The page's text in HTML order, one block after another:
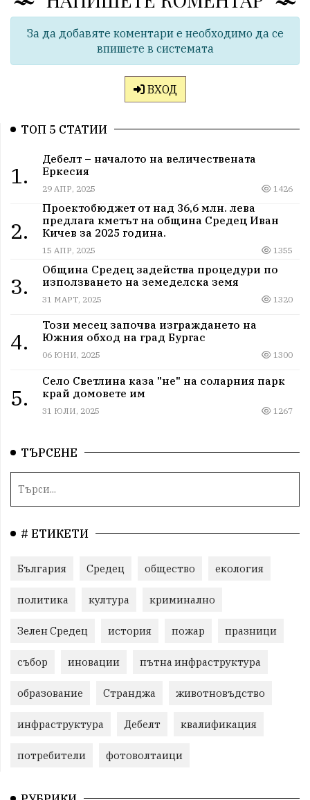
За да добавяте коментари е необходимо да се
впишете в системата
ВХОД
ТОП 5 СТАТИИ
1.
Дебелт – началото на величествената
Еркесия
29 АПР, 2025 1426
2.
Проектобюджет от над 36,6 млн. лева
предлага кметът на община Средец Иван
Кичев за 2025 година.
15 АПР, 2025 1355
3.
Община Средец задейства процедури по
използването на земеделска земя
31 МАРТ, 2025 1320
4.
Този месец започва изграждането на
Южния обход на град Бургас
06 ЮНИ, 2025 1300
5.
Село Светлина каза "не" на соларния парк
край домовете им
31 ЮЛИ, 2025 1267
ТЪРСЕНЕ
# ЕТИКЕТИ
България Средец общество екология
политика култура криминално
Зелен Средец история пожар празници
събор иновации пътна инфраструктура
образование Странджа животновъдство
инфраструктура Дебелт квалификация
потребители фотоволтаици